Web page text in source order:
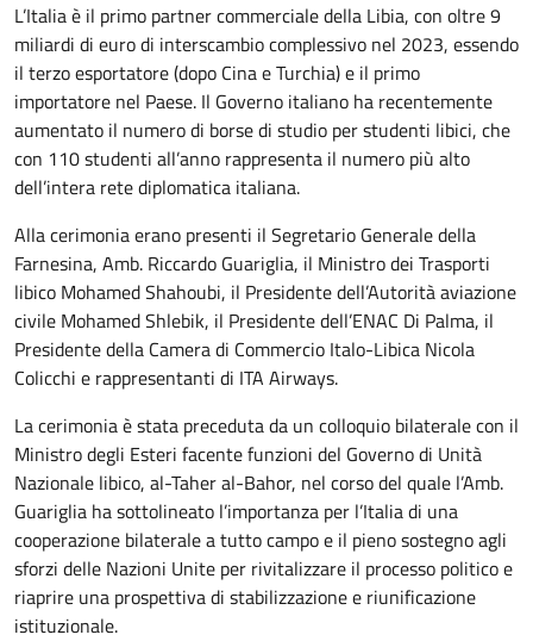
L’Italia è il primo partner commerciale della Libia, con oltre 9
miliardi di euro di interscambio complessivo nel 2023, essendo
il terzo esportatore (dopo Cina e Turchia) e il primo
importatore nel Paese. Il Governo italiano ha recentemente
aumentato il numero di borse di studio per studenti libici, che
con 110 studenti all’anno rappresenta il numero più alto
dell’intera rete diplomatica italiana.
Alla cerimonia erano presenti il Segretario Generale della
Farnesina, Amb. Riccardo Guariglia, il Ministro dei Trasporti
libico Mohamed Shahoubi, il Presidente dell’Autorità aviazione
civile Mohamed Shlebik, il Presidente dell’ENAC Di Palma, il
Presidente della Camera di Commercio Italo-Libica Nicola
Colicchi e rappresentanti di ITA Airways.
La cerimonia è stata preceduta da un colloquio bilaterale con il
Ministro degli Esteri facente funzioni del Governo di Unità
Nazionale libico, al-Taher al-Bahor, nel corso del quale l’Amb.
Guariglia ha sottolineato l’importanza per l’Italia di una
cooperazione bilaterale a tutto campo e il pieno sostegno agli
sforzi delle Nazioni Unite per rivitalizzare il processo politico e
riaprire una prospettiva di stabilizzazione e riunificazione
istituzionale.